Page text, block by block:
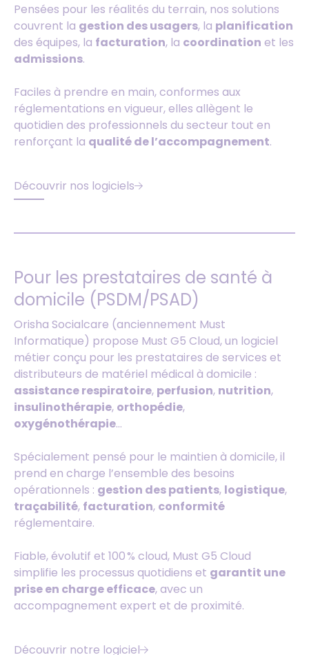
Pensées pour les réalités du terrain, nos solutions
couvrent la gestion des usagers, la planification
des équipes, la facturation, la coordination et les
admissions.
Faciles à prendre en main, conformes aux
réglementations en vigueur, elles allègent le
quotidien des professionnels du secteur tout en
renforçant la qualité de l’accompagnement.
Découvrir nos logiciels
Pour les prestataires de santé à
domicile (PSDM/PSAD)
Orisha Socialcare (anciennement Must
Informatique) propose Must G5 Cloud, un logiciel
métier conçu pour les prestataires de services et
distributeurs de matériel médical à domicile :
assistance respiratoire, perfusion, nutrition,
insulinothérapie, orthopédie,
oxygénothérapie…
Spécialement pensé pour le maintien à domicile, il
prend en charge l’ensemble des besoins
opérationnels : gestion des patients, logistique,
traçabilité, facturation, conformité
réglementaire.
Fiable, évolutif et 100 % cloud, Must G5 Cloud
simplifie les processus quotidiens et garantit une
prise en charge efficace, avec un
accompagnement expert et de proximité.
Découvrir notre logiciel